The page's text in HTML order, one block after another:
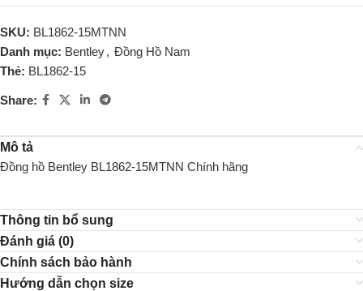
SKU: BL1862-15MTNN
Danh mục: Bentley, Đồng Hồ Nam
Thẻ: BL1862-15
Share:
Mô tả
Đồng hồ Bentley BL1862-15MTNN Chính hãng
Thông tin bổ sung
Đánh giá (0)
Chính sách bảo hành
Hướng dẫn chọn size